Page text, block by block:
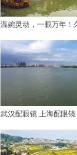
武汉配眼镜 上海配眼镜